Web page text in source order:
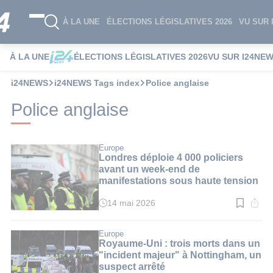
À LA UNE ÉLECTIONS LÉGISLATIVES 2026 VU SUR
À LA UNE ÉLECTIONS LÉGISLATIVES 2026VU SUR
i24NEWS i24NEWS Tags index Police anglaise
Police anglaise
Europe
Londres déploie 4 000 policiers
avant un week-end de
manifestations sous haute tension
Temps
:
3
min.
14 mai 2026
Europe
Royaume-Uni : trois morts dans un
"incident majeur" à Nottingham, un
suspect arrêté